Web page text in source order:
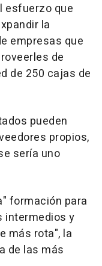
esfuerzo que
la
empresas que
de
de 250 cajas de
pueden
propios,
sería uno
formación para
intermedios y
más rota", la
de las más